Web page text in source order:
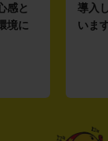
感と
境に
導入
いま